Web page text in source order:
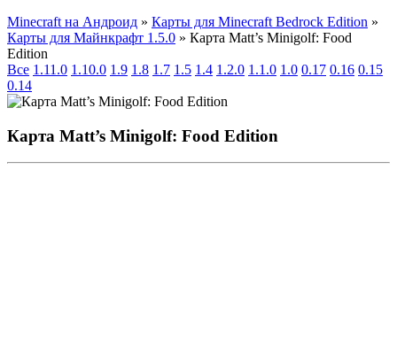
Minecraft на Андроид » Карты для Minecraft Bedrock Edition »
Карты для Майнкрафт 1.5.0 » Карта Matt’s Minigolf: Food
Edition
Все 1.11.0 1.10.0 1.9 1.8 1.7 1.5 1.4 1.2.0 1.1.0 1.0 0.17 0.16 0.15
0.14
Карта Matt’s Minigolf: Food Edition